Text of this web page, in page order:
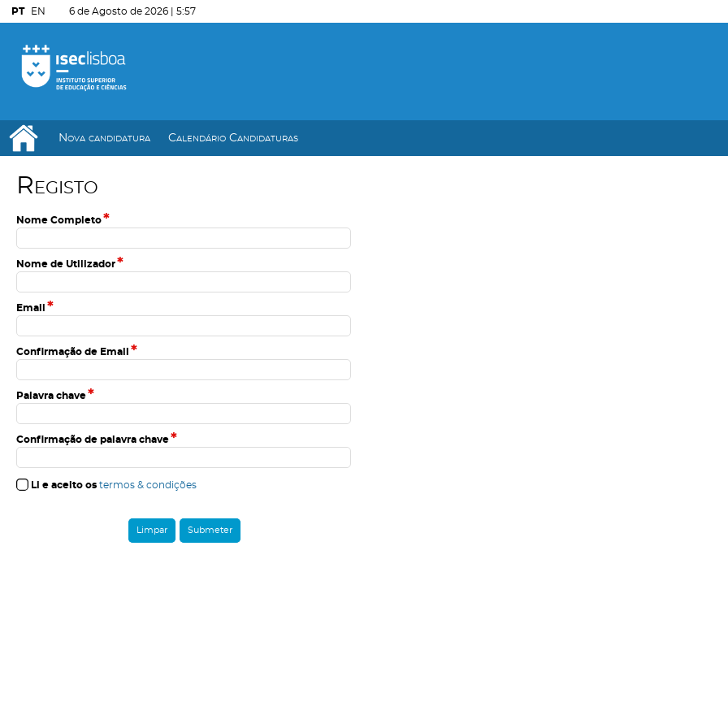
PT EN 6 de Agosto de 2026 | 5:57
Nova candidatura Calendário Candidaturas
Registo
Nome Completo*
Nome de Utilizador*
Email *
Confirmação de Email *
Palavra chave*
Confirmação de palavra chave*
Li e aceito os termos & condições